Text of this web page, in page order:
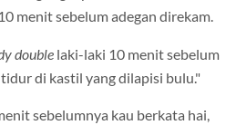
menit sebelum adegan direkam.
double laki-laki 10 menit sebelum
di kastil yang dilapisi bulu."
sebelumnya kau berkata hai,